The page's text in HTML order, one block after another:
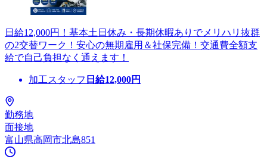
日給12,000円！基本土日休み・長期休暇ありでメリハリ抜群
の2交替ワーク！安心の無期雇用＆社保完備！交通費全額支
給で自己負担なく通えます！
加工スタッフ 日給12,000円
勤務地
面接地
富山県高岡市北島851